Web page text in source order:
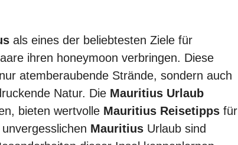
als eines der beliebtesten Ziele für
ihren honeymoon verbringen. Diese
atemberaubende Strände, sondern auch
Natur. Die Mauritius Urlaub
bieten wertvolle Mauritius Reisetipps für
Mauritius Urlaub sind